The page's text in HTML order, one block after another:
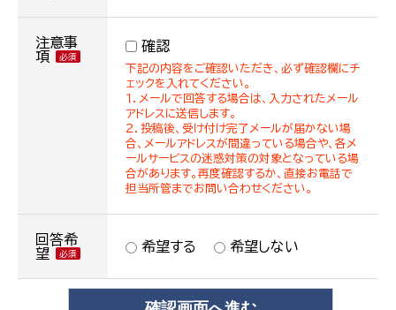
注意事
項
確認
下記の内容をご確認いただき、必ず確認欄にチ
ェックを入れてください。
１．メールで回答する場合は、入力されたメール
アドレスに送信します。
２．投稿後、受け付け完了メールが届かない場
合、メールアドレスが間違っている場合や、各メ
ールサービスの迷惑対策の対象となっている場
合があります。再度確認するか、直接お電話で
担当所管までお問い合わせください。
回答希
望
希望する 希望しない